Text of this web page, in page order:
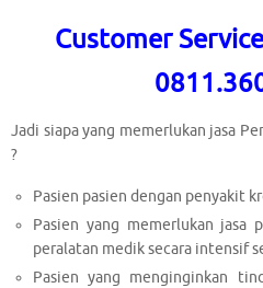
Customer
Jadi siapa yang memerlukan jasa
?
Pasien pasien dengan penyakit
Pasien yang memerlukan jasa
peralatan medik secara intensif
Pasien yang menginginkan